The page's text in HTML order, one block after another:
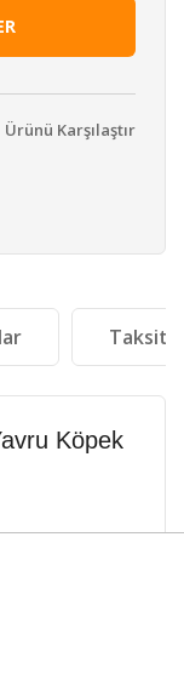
Ürünü Karşılaştır
Taksit
Köpek